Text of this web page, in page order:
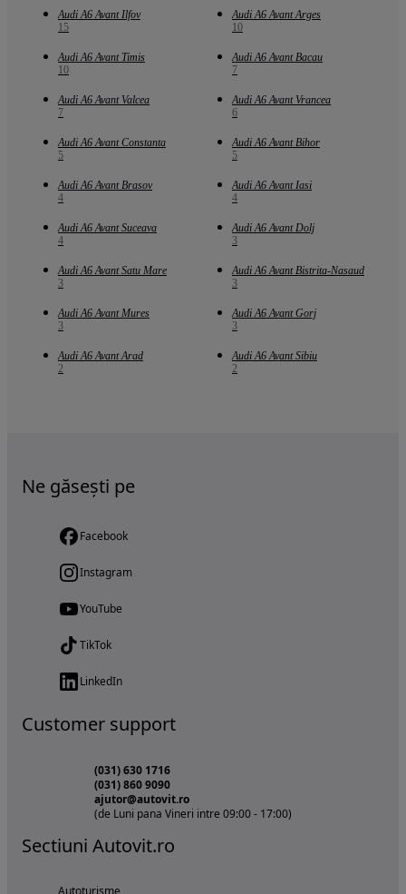
Audi A6 Avant Ilfov
15
Audi A6 Avant Arges
10
Audi A6 Avant Timis
10
Audi A6 Avant Bacau
7
Audi A6 Avant Valcea
7
Audi A6 Avant Vrancea
6
Audi A6 Avant Constanta
5
Audi A6 Avant Bihor
5
Audi A6 Avant Brasov
4
Audi A6 Avant Iasi
4
Audi A6 Avant Suceava
4
Audi A6 Avant Dolj
3
Audi A6 Avant Satu Mare
3
Audi A6 Avant Bistrita-Nasaud
3
Audi A6 Avant Mures
3
Audi A6 Avant Gorj
3
Audi A6 Avant Arad
2
Audi A6 Avant Sibiu
2
Ne găsești pe
Facebook
Instagram
YouTube
TikTok
LinkedIn
Customer support
(031) 630 1716
(031) 860 9090
ajutor@autovit.ro
(de Luni pana Vineri intre 09:00 - 17:00)
Sectiuni Autovit.ro
Autoturisme